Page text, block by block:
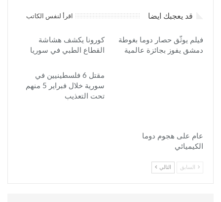
قد يعجبك ايضا اقرأ لنفس الكاتب
فيلم يوثّق حصار دوما بغوطة
دمشق يفوز بجائزة عالمية
كورونا يكشف هشاشة
القطاع الطبي في سوريا
عام على هجوم دوما
الكيميائي
مقتل 6 فلسطينيين في
سورية خلال فبراير 5 منهم
تحت التعذيب
السابق التالي